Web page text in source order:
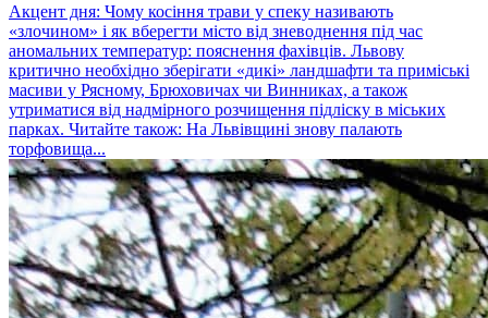
Акцент дня: Чому косіння трави у спеку називають
«злочином» і як вберегти місто від зневоднення під час
аномальних температур: пояснення фахівців. Львову
критично необхідно зберігати «дикі» ландшафти та приміські
масиви у Рясному, Брюховичах чи Винниках, а також
утриматися від надмірного розчищення підліску в міських
парках. Читайте також: На Львівщині знову палають
торфовища...